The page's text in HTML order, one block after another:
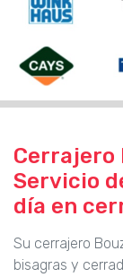
Cerrajero
Servicio
día en
Su cerrajero
bisagras y